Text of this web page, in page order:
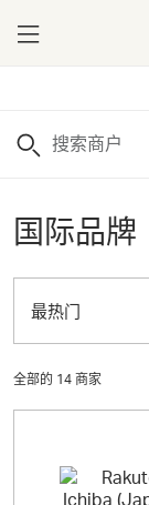
Menu
搜索
国际品牌
最热门
全部的 14 商家